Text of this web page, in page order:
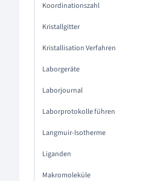
Koordinationszahl
Kristallgitter
Kristallisation Verfahren
Laborgeräte
Laborjournal
Laborprotokolle führen
Langmuir-Isotherme
Liganden
Makromoleküle